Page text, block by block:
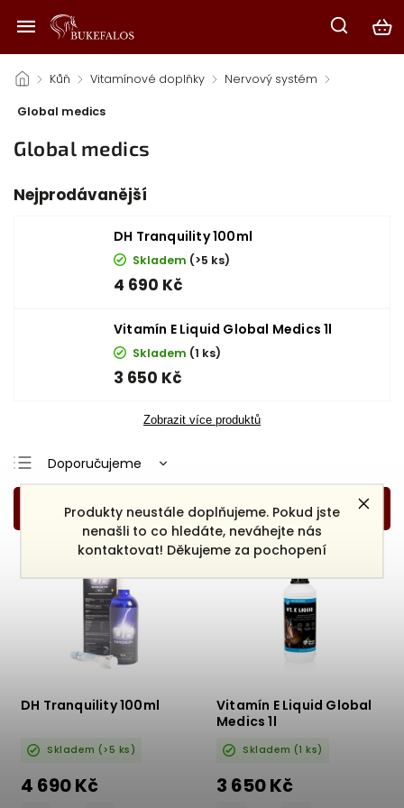
Produkty neustále doplňujeme. Pokud jste
nenašli to co hledáte, neváhejte nás
kontaktovat! Děkujeme za pochopení
/ Kůň / Vitamínové doplňky / Nervový systém /
Global medics
Global medics
Nejprodávanější
DH Tranquility 100ml
Skladem (>5 ks)
4 690 Kč
Vitamín E Liquid Global Medics 1l
Skladem (1 ks)
3 650 Kč
Zobrazit více produktů
Doporučujeme
Nejdražší
Nejprodávanější
Abecedně
DH Tranquility 100ml
Skladem (>5 ks)
4 690 Kč
Vitamín E Liquid Global
Medics 1l
Skladem (1 ks)
3 650 Kč